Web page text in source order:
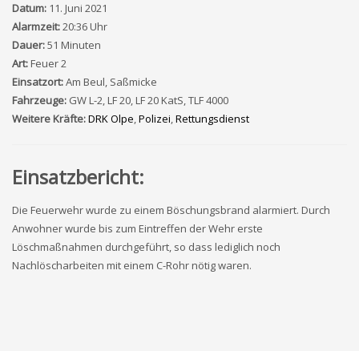
Datum: 11. Juni 2021
Alarmzeit:20:36 Uhr
Dauer:51 Minuten
Art:Feuer 2
Einsatzort:Am Beul, Saßmicke
Fahrzeuge: GW L-2, LF 20, LF 20 KatS, TLF 4000
Weitere Kräfte:DRK Olpe,Polizei,Rettungsdienst
Einsatzbericht:
Die Feuerwehr wurde zu einem Böschungsbrand alarmiert. Durch
Anwohner wurde bis zum Eintreffen der Wehr erste
Löschmaßnahmen durchgeführt, so dass lediglich noch
Nachlöscharbeiten mit einem C-Rohr nötig waren.